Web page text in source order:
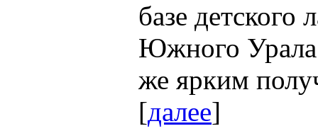
базе детского
Южного Урала
же ярким
[далее]